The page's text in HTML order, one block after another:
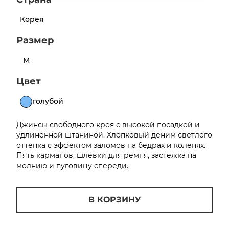
Корея
Размер
M
Цвет
голубой
Джинсы свободного кроя с высокой посадкой и
удлиненной штаниной. Хлопковый деним светлого
оттенка с эффектом заломов на бедрах и коленях.
Пять карманов, шлевки для ремня, застежка на
молнию и пуговицу спереди.
В КОРЗИНУ
недели